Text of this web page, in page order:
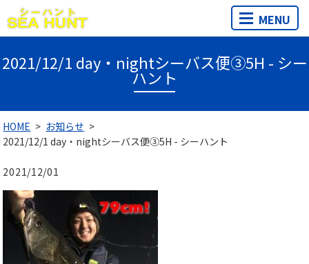
MENU
2021/12/1 day・nightシーバス便③5H - シー
ハント
HOME
お知らせ
2021/12/1 day・nightシーバス便③5H - シーハント
2021/12/01